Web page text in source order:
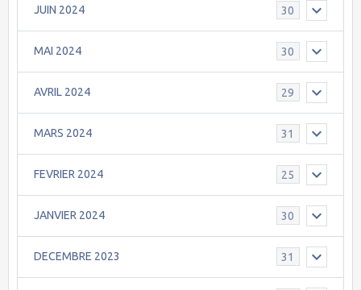
JUIN 2024 30
MAI 2024 30
AVRIL 2024 29
MARS 2024 31
FEVRIER 2024 25
JANVIER 2024 30
DECEMBRE 2023 31